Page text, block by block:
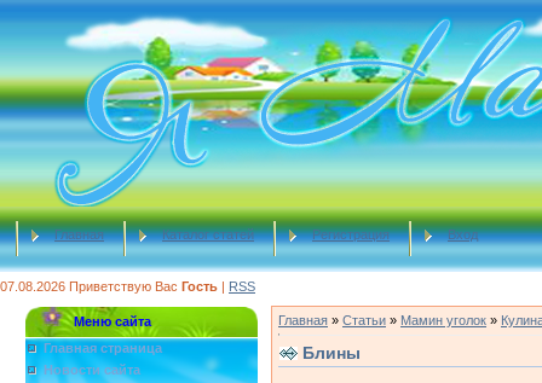
Главная Каталог статей Регистрация Вход
07.08.2026 Приветствую Вас Гость | RSS
Меню сайта
Главная страница
Новости сайта
Главная » Статьи » Мамин уголок »
Блины